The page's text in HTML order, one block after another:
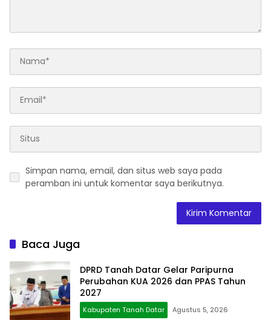
Simpan nama, email, dan situs web saya pada
peramban ini untuk komentar saya berikutnya.
Baca Juga
DPRD Tanah Datar Gelar Paripurna
Perubahan KUA 2026 dan PPAS Tahun
2027
Kabupaten Tanah Datar Agustus 5, 2026